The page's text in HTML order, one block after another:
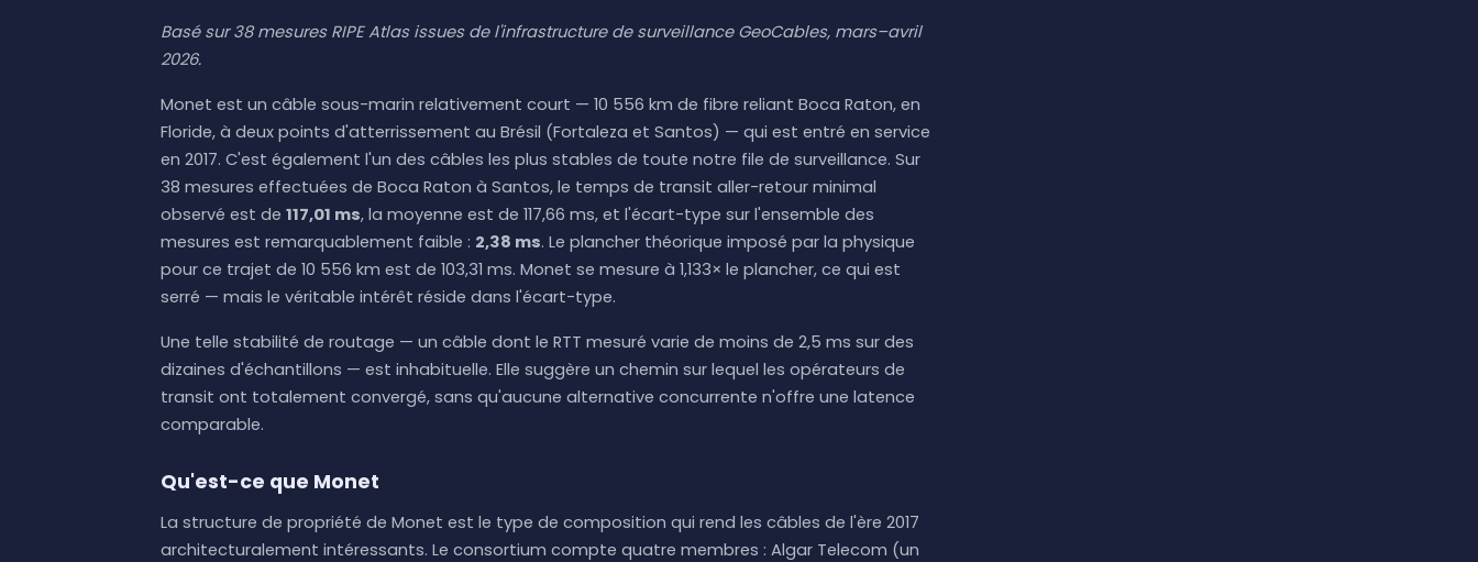
Basé sur 38 mesures RIPE Atlas issues de l'infrastructure de surveillance GeoCables, mars–avril
2026.
Monet est un câble sous-marin relativement court — 10 556 km de fibre reliant Boca Raton, en
Floride, à deux points d'atterrissement au Brésil (Fortaleza et Santos) — qui est entré en service
en 2017. C'est également l'un des câbles les plus stables de toute notre file de surveillance. Sur
38 mesures effectuées de Boca Raton à Santos, le temps de transit aller-retour minimal
observé est de 117,01 ms, la moyenne est de 117,66 ms, et l'écart-type sur l'ensemble des
mesures est remarquablement faible : 2,38 ms. Le plancher théorique imposé par la physique
pour ce trajet de 10 556 km est de 103,31 ms. Monet se mesure à 1,133× le plancher, ce qui est
serré — mais le véritable intérêt réside dans l'écart-type.
Une telle stabilité de routage — un câble dont le RTT mesuré varie de moins de 2,5 ms sur des
dizaines d'échantillons — est inhabituelle. Elle suggère un chemin sur lequel les opérateurs de
transit ont totalement convergé, sans qu'aucune alternative concurrente n'offre une latence
comparable.
Qu'est-ce que Monet
La structure de propriété de Monet est le type de composition qui rend les câbles de l'ère 2017
architecturalement intéressants. Le consortium compte quatre membres : Algar Telecom (un